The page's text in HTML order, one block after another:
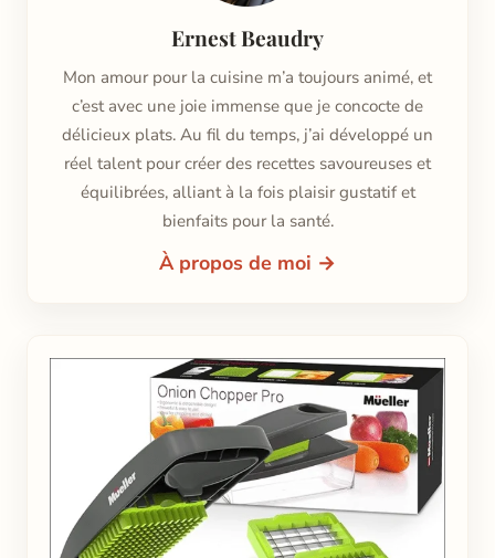
Ernest Beaudry
Mon amour pour la cuisine m’a toujours animé, et
c’est avec une joie immense que je concocte de
délicieux plats. Au fil du temps, j’ai développé un
réel talent pour créer des recettes savoureuses et
équilibrées, alliant à la fois plaisir gustatif et
bienfaits pour la santé.
À propos de moi →